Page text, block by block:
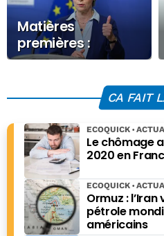
Matières
premières :
l’Europe est
dépendante des
importations
CA FAIT
Le chômage
2020 en
ECOQUICK
Ormuz :
pétrole
américains
ECOQUICK